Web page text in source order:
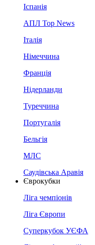
Іспанія
АПЛ Top News
Італія
Німеччина
Франція
Нідерланди
Туреччина
Португалія
Бельгія
МЛС
Саудівська Аравія
Єврокубки
Ліга чемпіонів
Ліга Європи
Суперкубок УЄФА